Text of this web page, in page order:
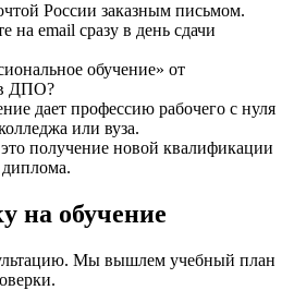
России заказным письмом.
email сразу в день сдачи
обучение» от
в ДПО?
дает профессию рабочего с нуля
или вуза.
получение новой квалификации
на обучение
Мы вышлем учебный план